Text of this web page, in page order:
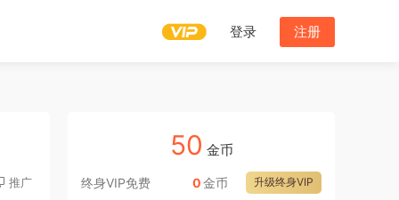
登录 注册
推广
50 金币
终身VIP免费 升级终身VIP
0金币